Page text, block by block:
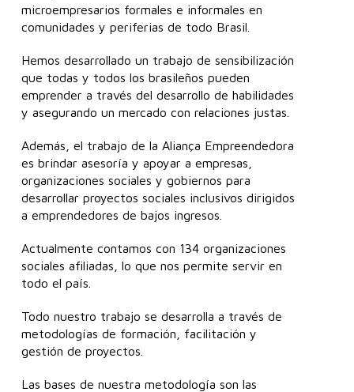
microempresarios formales e informales en
comunidades y periferias de todo Brasil.
Hemos desarrollado un trabajo de sensibilización
que todas y todos los brasileños pueden
emprender a través del desarrollo de habilidades
y asegurando un mercado con relaciones justas.
Además, el trabajo de la Aliança Empreendedora
es brindar asesoría y apoyar a empresas,
organizaciones sociales y gobiernos para
desarrollar proyectos sociales inclusivos dirigidos
a emprendedores de bajos ingresos.
Actualmente contamos con 134 organizaciones
sociales afiliadas, lo que nos permite servir en
todo el país.
Todo nuestro trabajo se desarrolla a través de
metodologías de formación, facilitación y
gestión de proyectos.
Las bases de nuestra metodología son las